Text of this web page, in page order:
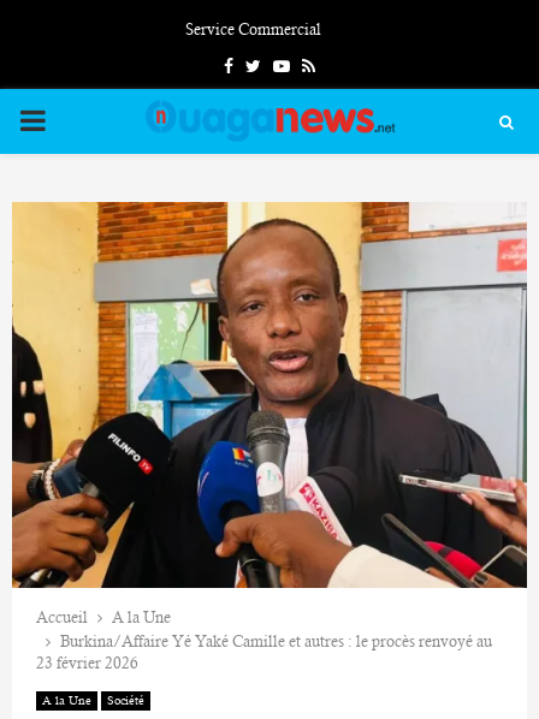
Service Commercial
FacebookTwitterYoutube
Rss
PRIMARY
Accueil
A la Une
Burkina/Affaire Yé Yaké Camille et autres : le procès renvoyé au
23 février 2026
A la Une Société